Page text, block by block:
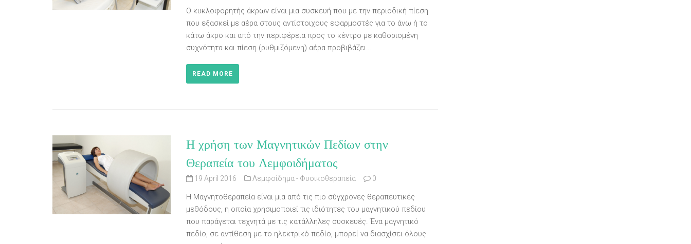
Ο κυκλοφορητής άκρων είναι μια συσκευή που με την περιοδική πίεση
που εξασκεί με αέρα στους αντίστοιχους εφαρμοστές για το άνω ή το
κάτω άκρο και από την περιφέρεια προς το κέντρο με καθορισμένη
συχνότητα και πίεση (ρυθμιζόμενη) αέρα προβιβάζει…
READ MORE
Η χρήση των Μαγνητικών Πεδίων στην
Θεραπεία του Λεμφοιδήματος
19 April 2016 Λεμφοίδημα - Φυσικοθεραπεία 0
Η Μαγνητοθεραπεία είναι μια από τις πιο σύγχρονες θεραπευτικές
μεθόδους, η οποία χρησιμοποιεί τις ιδιότητες του μαγνητικού πεδίου
που παράγεται τεχνητά με τις κατάλληλες συσκευές. Ένα μαγνητικό
πεδίο, σε αντίθεση με το ηλεκτρικό πεδίο, μπορεί να διασχίσει όλους